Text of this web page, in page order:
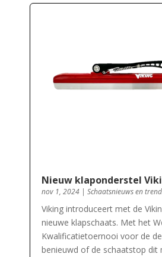
Nieuw klaponderstel
nov 1, 2024| Schaatsnieuws en
Viking introduceert met de
nieuwe klapschaats. Met het
Kwalificatietoernooi voor de
benieuwd of de schaatstop dit